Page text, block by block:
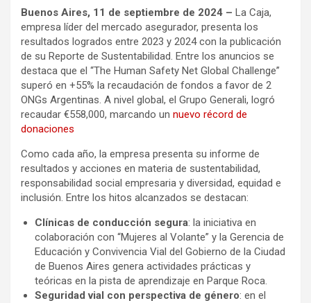
Buenos Aires, 11 de septiembre de 2024 – La Caja,
empresa líder del mercado asegurador, presenta los
resultados logrados entre 2023 y 2024 con la publicación
de su Reporte de Sustentabilidad. Entre los anuncios se
destaca que el “The Human Safety Net Global Challenge”
superó en +55% la recaudación de fondos a favor de 2
ONGs Argentinas. A nivel global, el Grupo Generali, logró
recaudar €558,000, marcando un nuevo récord de
donaciones
Como cada año, la empresa presenta su informe de
resultados y acciones en materia de sustentabilidad,
responsabilidad social empresaria y diversidad, equidad e
inclusión. Entre los hitos alcanzados se destacan:
Clínicas de conducción segura: la iniciativa en
colaboración con “Mujeres al Volante” y la Gerencia de
Educación y Convivencia Vial del Gobierno de la Ciudad
de Buenos Aires genera actividades prácticas y
teóricas en la pista de aprendizaje en Parque Roca.
Seguridad vial con perspectiva de género: en el